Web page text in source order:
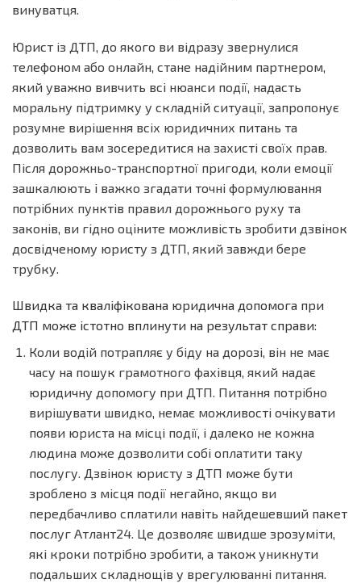
винуватця.
Юрист із ДТП, до якого ви відразу звернулися
телефоном або онлайн, стане надійним партнером,
який уважно вивчить всі нюанси події, надасть
моральну підтримку у складній ситуації, запропонує
розумне вирішення всіх юридичних питань та
дозволить вам зосередитися на захисті своїх прав.
Після дорожньо-транспортної пригоди, коли емоції
зашкалюють і важко згадати точні формулювання
потрібних пунктів правил дорожнього руху та
законів, ви гідно оціните можливість зробити дзвінок
досвідченому юристу з ДТП, який завжди бере
трубку.
Швидка та кваліфікована юридична допомога при
ДТП може істотно вплинути на результат справи:
Коли водій потрапляє у біду на дорозі, він не має
часу на пошук грамотного фахівця, який надає
юридичну допомогу при ДТП. Питання потрібно
вирішувати швидко, немає можливості очікувати
появи юриста на місці події, і далеко не кожна
людина може дозволити собі оплатити таку
послугу. Дзвінок юристу з ДТП може бути
зроблено з місця події негайно, якщо ви
передбачливо сплатили навіть найдешевший пакет
послуг Атлант24. Це дозволяє швидше зрозуміти,
які кроки потрібно зробити, а також уникнути
подальших складнощів у врегулюванні питання.